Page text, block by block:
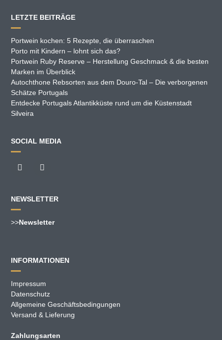
LETZTE BEITRÄGE
Portwein kochen: 5 Rezepte, die überraschen
Porto mit Kindern – lohnt sich das?
Portwein Ruby Reserve – Herstellung Geschmack & die besten
Marken im Überblick
Autochthone Rebsorten aus dem Douro-Tal – Die verborgenen
Schätze Portugals
Entdecke Portugals Atlantikküste rund um die Küstenstadt
Silveira
SOCIAL MEDIA
NEWSLETTER
>>Newsletter
INFORMATIONEN
Impressum
Datenschutz
Allgemeine Geschäftsbedingungen
Versand & Lieferung
Zahlungsarten